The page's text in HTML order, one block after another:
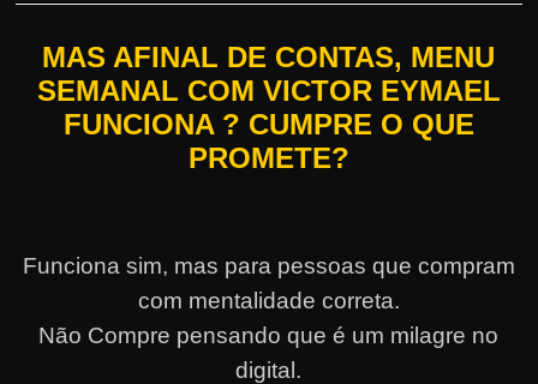
MAS AFINAL DE CONTAS, MENU
SEMANAL COM VICTOR EYMAEL
FUNCIONA ? CUMPRE O QUE
PROMETE?
Funciona sim, mas para pessoas que compram
com mentalidade correta.
Não Compre pensando que é um milagre no
digital.